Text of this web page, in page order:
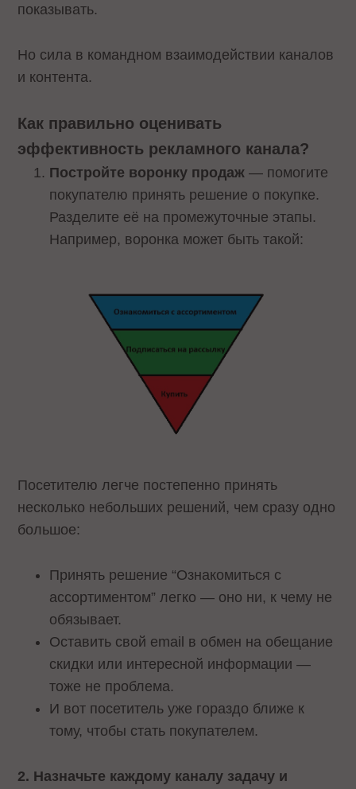
показывать.
Но сила в командном взаимодействии каналов
и контента.
Как правильно оценивать
эффективность рекламного канала?
Постройте воронку продаж — помогите
покупателю принять решение о покупке.
Разделите её на промежуточные этапы.
Например, воронка может быть такой:
Посетителю легче постепенно принять
несколько небольших решений, чем сразу одно
большое:
Принять решение “Ознакомиться с
ассортиментом” легко — оно ни, к чему не
обязывает.
Оставить свой email в обмен на обещание
скидки или интересной информации —
тоже не проблема.
И вот посетитель уже гораздо ближе к
тому, чтобы стать покупателем.
2. Назначьте каждому каналу задачу и